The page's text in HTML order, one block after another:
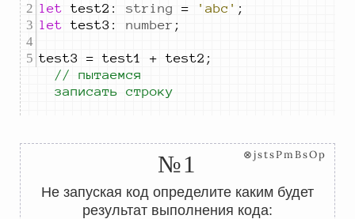
let test2 : string = 'abc' ;
let test3 : number ;
test3 = test1 + test2 ;
// пытаемся
записать строку
№1 ⊗jstsPmBsOp
Не запуская код определите каким будет
результат выполнения кода: